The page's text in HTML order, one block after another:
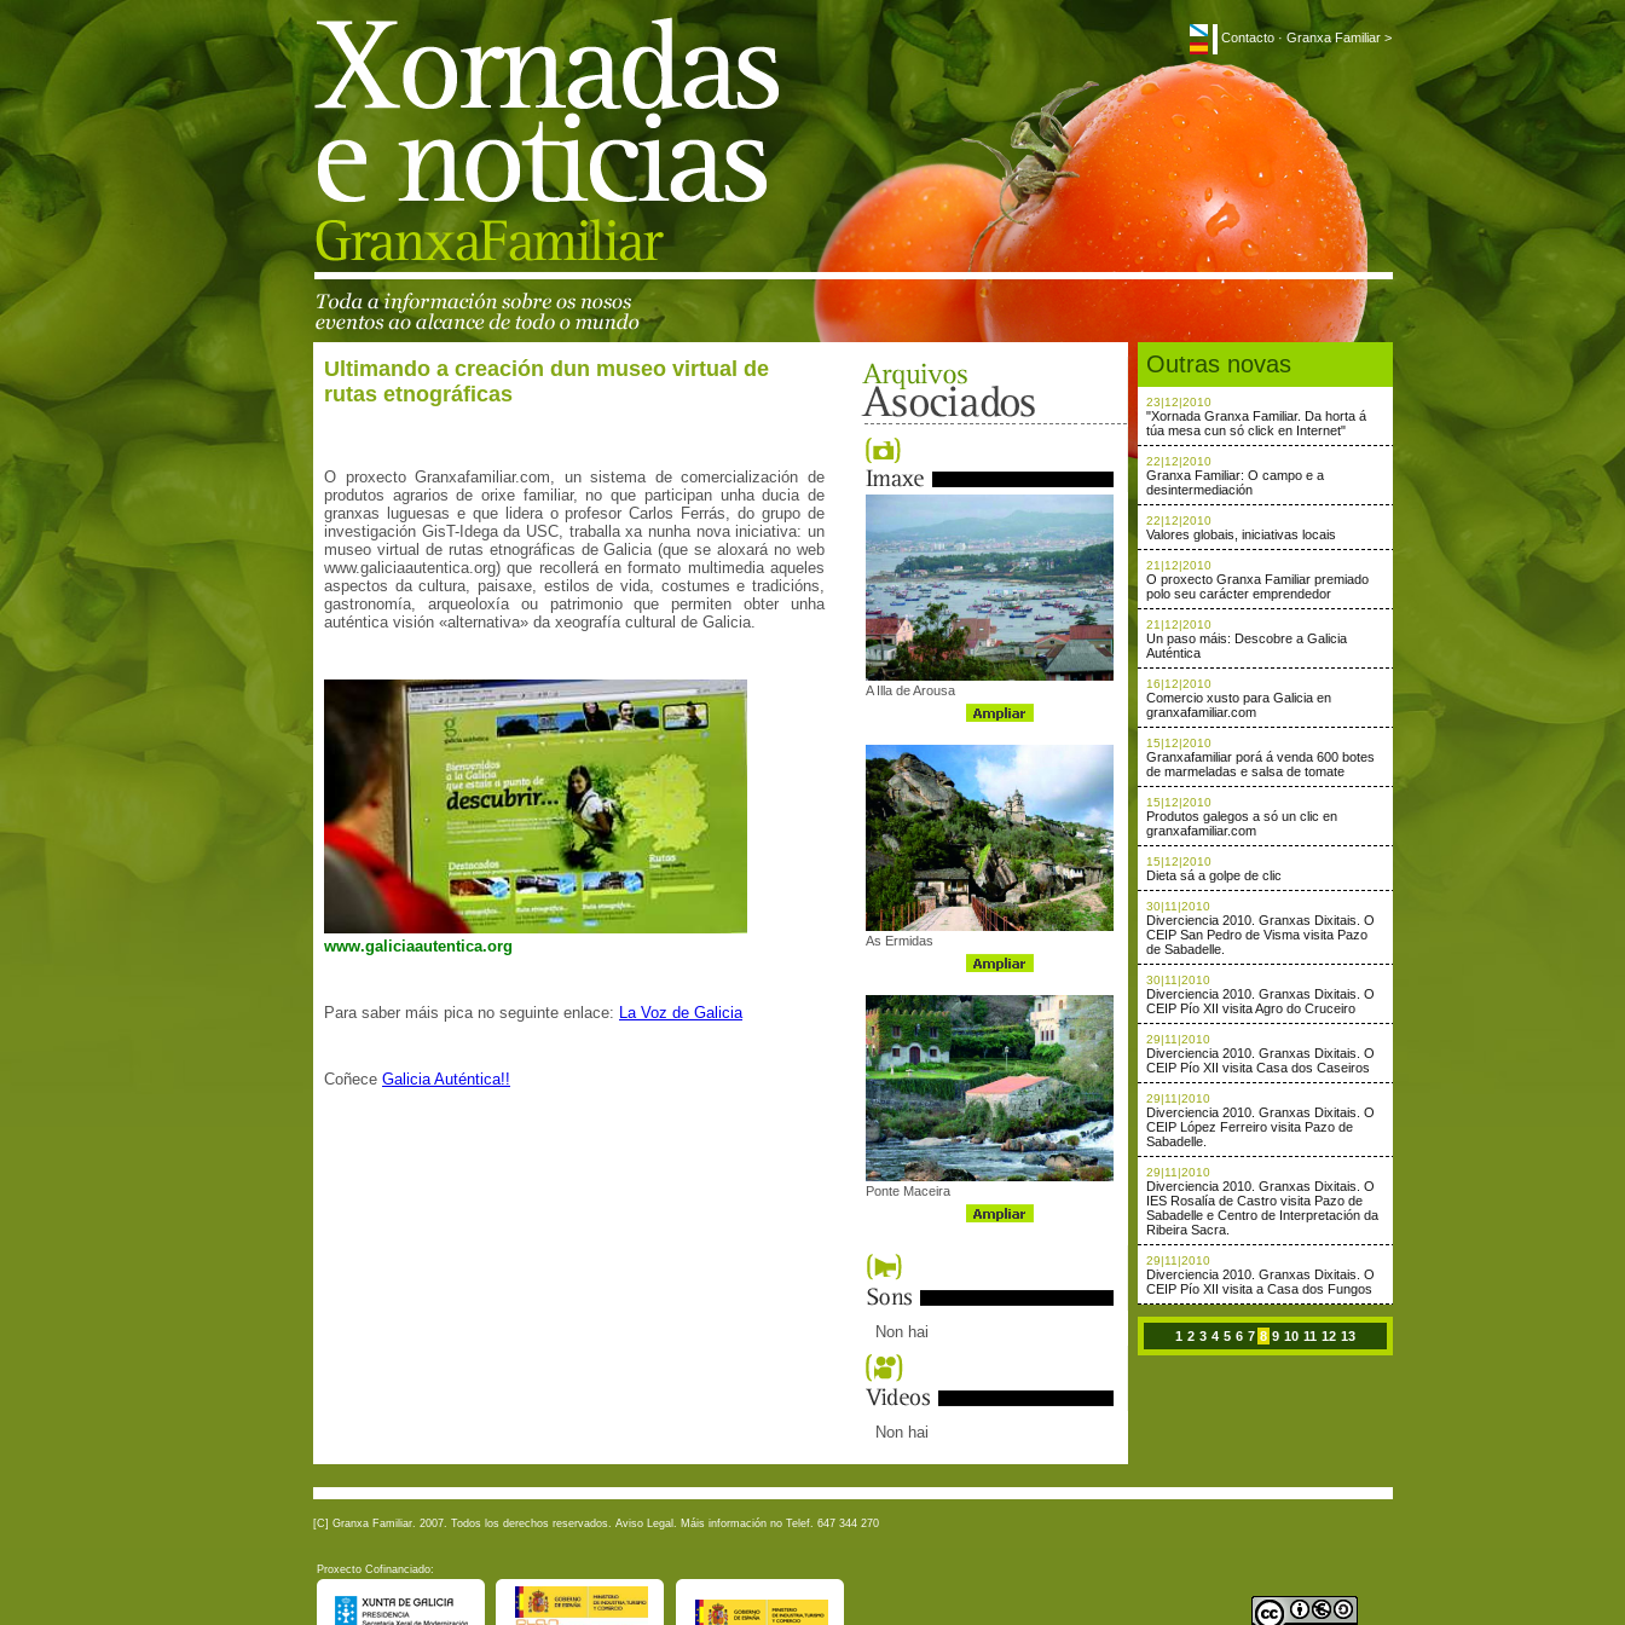
Contacto · Granxa Familiar >
Outras novas
23|12|2010
"Xornada Granxa Familiar. Da horta á
túa mesa cun só click en Internet"
22|12|2010
Granxa Familiar: O campo e a
desintermediación
22|12|2010
Valores globais, iniciativas locais
21|12|2010
O proxecto Granxa Familiar premiado
polo seu carácter emprendedor
21|12|2010
Un paso máis: Descobre a Galicia
Auténtica
16|12|2010
Comercio xusto para Galicia en
granxafamiliar.com
15|12|2010
Granxafamiliar porá á venda 600 botes
de marmeladas e salsa de tomate
15|12|2010
Produtos galegos a só un clic en
granxafamiliar.com
15|12|2010
Dieta sá a golpe de clic
30|11|2010
Diverciencia 2010. Granxas Dixitais. O
CEIP San Pedro de Visma visita Pazo
de Sabadelle.
30|11|2010
Diverciencia 2010. Granxas Dixitais. O
CEIP Pío XII visita Agro do Cruceiro
29|11|2010
Diverciencia 2010. Granxas Dixitais. O
CEIP Pío XII visita Casa dos Caseiros
29|11|2010
Diverciencia 2010. Granxas Dixitais. O
CEIP López Ferreiro visita Pazo de
Sabadelle.
29|11|2010
Diverciencia 2010. Granxas Dixitais. O
IES Rosalía de Castro visita Pazo de
Sabadelle e Centro de Interpretación da
Ribeira Sacra.
29|11|2010
Diverciencia 2010. Granxas Dixitais. O
CEIP Pío XII visita a Casa dos Fungos
1 2 3 4 5 6 7 8 9 10 11 12 13
A Illa de Arousa
As Ermidas
Ponte Maceira
Non hai
Non hai
Ultimando a creación dun museo virtual de
rutas etnográficas
O proxecto Granxafamiliar.com, un sistema de comercialización de
produtos agrarios de orixe familiar, no que participan unha ducia de
granxas luguesas e que lidera o profesor Carlos Ferrás, do grupo de
investigación GisT-Idega da USC, traballa xa nunha nova iniciativa: un
museo virtual de rutas etnográficas de Galicia (que se aloxará no web
www.galiciaautentica.org) que recollerá en formato multimedia aqueles
aspectos da cultura, paisaxe, estilos de vida, costumes e tradicións,
gastronomía, arqueoloxía ou patrimonio que permiten obter unha
auténtica visión «alternativa» da xeografía cultural de Galicia.
www.galiciaautentica.org
Para saber máis pica no seguinte enlace: La Voz de Galicia
Coñece Galicia Auténtica!!
[C] Granxa Familiar. 2007. Todos los derechos reservados. Aviso Legal . Máis información no Telef. 647 344 270
Proxecto Cofinanciado: